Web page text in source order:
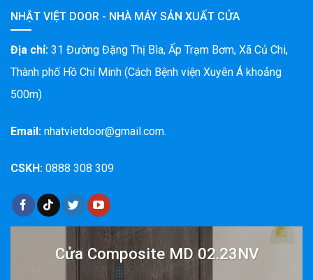
NHẬT VIỆT DOOR - NHÀ MÁY SẢN XUẤT CỬA
Địa chỉ: 31 Đường Đặng Thị Bìa, Ấp Trạm Bơm, Xã Củ Chi,
Thành phố Hồ Chí Minh (Cách Bệnh viện Xuyên Á khoảng
500m)
Email: nhatvietdoor@gmail.com.
CSKH: 0888 308 309
Cửa Composite MD 02.23NV